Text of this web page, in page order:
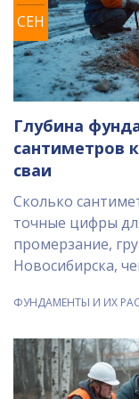
СЕН
Глубина
сантиметров
сваи
Сколько
точные цифры
промерзание,
Новосибирска,
ФУНДАМЕНТЫ И ИХ